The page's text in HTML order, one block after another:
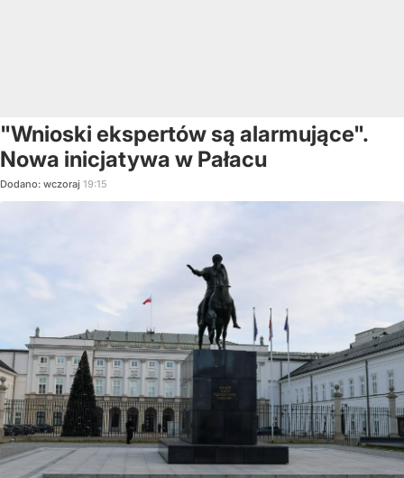
"Wnioski ekspertów są alarmujące".
Nowa inicjatywa w Pałacu
Dodano: wczoraj 19:15